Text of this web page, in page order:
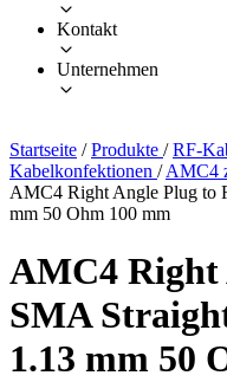
Kontakt
Unternehmen
Startseite / Produkte / RF-
Kabelkonfektionen / AMC4
AMC4 Right Angle Plug to
mm 50 Ohm 100 mm
AMC4 Right
SMA
1.13 mm 50